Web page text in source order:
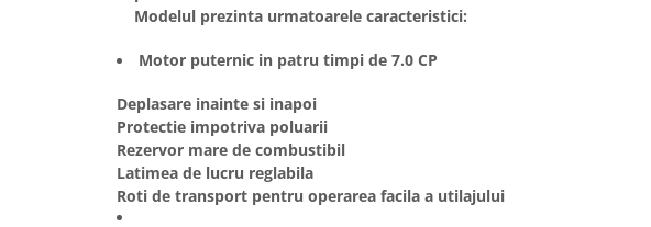
Modelul prezinta urmatoarele caracteristici:
Motor puternic in patru timpi de 7.0 CP
Deplasare inainte si inapoi
Protectie impotriva poluarii
Rezervor mare de combustibil
Latimea de lucru reglabila
Roti de transport pentru operarea facila a utilajului